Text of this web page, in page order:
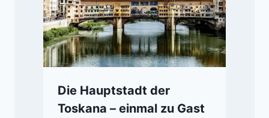
Die Hauptstadt der
Toskana – einmal zu Gast